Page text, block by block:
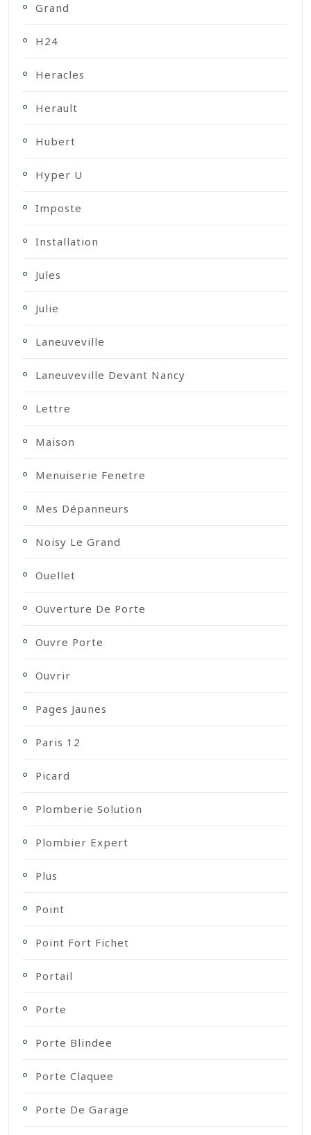
Grand
H24
Heracles
Herault
Hubert
Hyper U
Imposte
Installation
Jules
Julie
Laneuveville
Laneuveville Devant Nancy
Lettre
Maison
Menuiserie Fenetre
Mes Dépanneurs
Noisy Le Grand
Ouellet
Ouverture De Porte
Ouvre Porte
Ouvrir
Pages Jaunes
Paris 12
Picard
Plomberie Solution
Plombier Expert
Plus
Point
Point Fort Fichet
Portail
Porte
Porte Blindee
Porte Claquee
Porte De Garage